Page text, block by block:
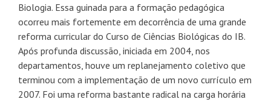
Biologia. Essa guinada para a formação pedagógica
ocorreu mais fortemente em decorrência de uma grande
reforma curricular do Curso de Ciências Biológicas do IB.
Após profunda discussão, iniciada em 2004, nos
departamentos, houve um replanejamento coletivo que
terminou com a implementação de um novo currículo em
2007. Foi uma reforma bastante radical na carga horária